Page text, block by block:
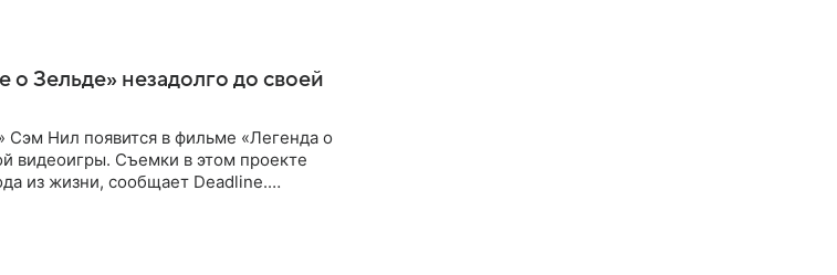
о Зельде» незадолго до своей
Сэм Нил появится в фильме «Легенда о
видеоигры. Съемки в этом проекте
из жизни, сообщает Deadline.